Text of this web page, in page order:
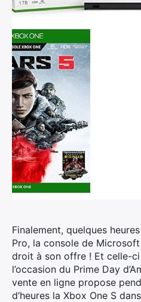
Finalement, quelques
Pro, la console de
droit à son offre ! Et celle-
l’occasion du Prime Day
vente en ligne propose
d’heures la Xbox One S